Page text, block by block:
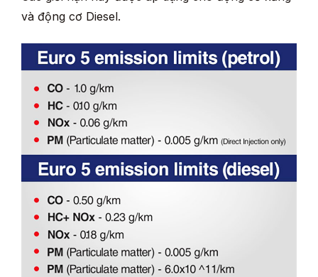
và động cơ Diesel.